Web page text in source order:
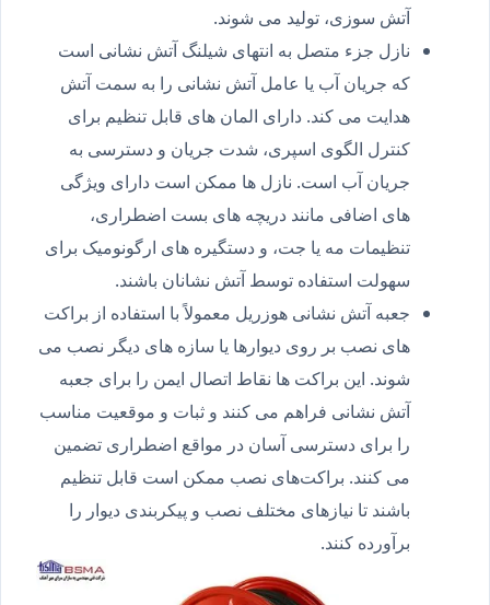
آتش سوزی، تولید می شوند.
نازل جزء متصل به انتهای شیلنگ آتش نشانی است
که جریان آب یا عامل آتش نشانی را به سمت آتش
هدایت می کند. دارای المان های قابل تنظیم برای
کنترل الگوی اسپری، شدت جریان و دسترسی به
جریان آب است. نازل ها ممکن است دارای ویژگی
های اضافی مانند دریچه های بست اضطراری،
تنظیمات مه یا جت، و دستگیره های ارگونومیک برای
سهولت استفاده توسط آتش نشانان باشند.
جعبه آتش نشانی هوزریل معمولاً با استفاده از براکت
های نصب بر روی دیوارها یا سازه های دیگر نصب می
شوند. این براکت ها نقاط اتصال ایمن را برای جعبه
آتش نشانی فراهم می کنند و ثبات و موقعیت مناسب
را برای دسترسی آسان در مواقع اضطراری تضمین
می کنند. براکت‌های نصب ممکن است قابل تنظیم
باشند تا نیازهای مختلف نصب و پیکربندی دیوار را
برآورده کنند.